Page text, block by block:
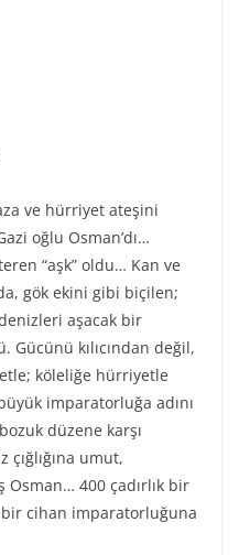
ve hürriyet ateşini
oğlu Osman’dı…
“aşk” oldu… Kan ve
gök ekini gibi biçilen;
aşacak bir
Gücünü kılıcından değil,
köleliğe hürriyetle
imparatorluğa adını
düzene karşı
çığlığına umut,
Osman… 400 çadırlık bir
cihan imparatorluğuna